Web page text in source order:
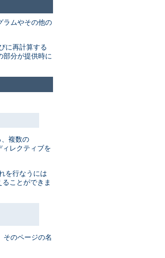
ラムやその他の
に再計算する
部分が提供時に
複数の
ィレクティブを
を行なうには
ことができま
そのページの名